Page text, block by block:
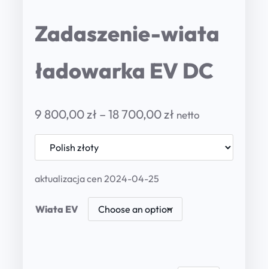
Zadaszenie-wiata
ładowarka EV DC
9 800,00 zł – 18 700,00 zł P
r
e
r
netto
aktualizacja cen 2024-04-25
Wiata EV